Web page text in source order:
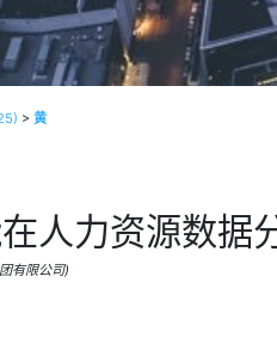
> 黄
人力资源数据
有限公司)